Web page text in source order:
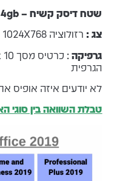
שטח דיסק קשיח – 4gb שטח פנוי בדיסק קשיח
צג : רזולוציה 1024X768
גרפיקה
הגרפית
לא יודעים איזה אופיס
טבלת השוואה בין סוגי